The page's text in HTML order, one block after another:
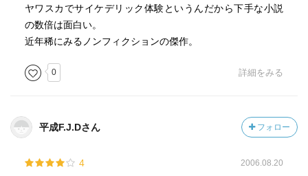
ヤワスカでサイケデリック体験というんだから下手な小説
の数倍は面白い。
近年稀にみるノンフィクションの傑作。
0 詳細をみる
平成F.J.Dさん フォロー
4 2006.08.20